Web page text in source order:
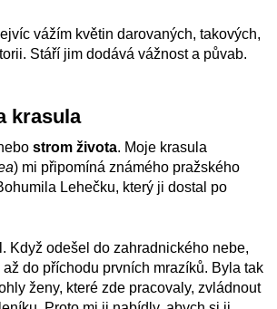
vážím květin darovaných, takových,
Stáří jim dodává vážnost a půvab.
krasula
strom života. Moje krasula
) mi připomíná známého pražského
Lehečku, který ji dostal po
Když odešel do zahradnického nebe,
do příchodu prvních mrazíků. Byla tak
ženy, které zde pracovaly, zvládnout